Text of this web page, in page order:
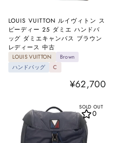
LOUIS VUITTON ルイヴィトン ス
ピーディー 25 ダミエ ハンドバ
ッグ ダミエキャンバス ブラウン
レディース 中古
LOUIS VUITTON
Brown
ハンドバッグ
C
¥62,700
SOLD OUT
0